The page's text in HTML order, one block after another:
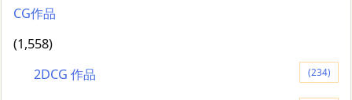
CG作品
(1,558)
2DCG 作品
(234)